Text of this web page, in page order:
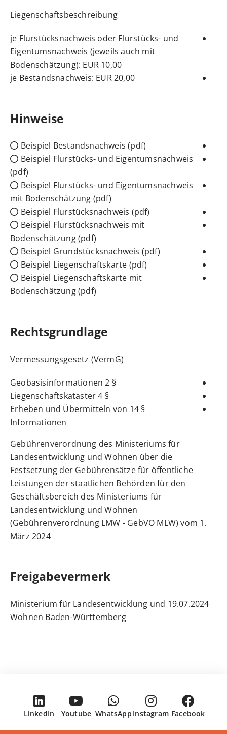
Liegenschaftsbeschreibung
je Flurstücksnachweis oder Flurstücks- und
Eigentumsnachweis (jeweils auch mit
Bodenschätzung): EUR 10,00
je Bestandsnachweis: EUR 20,00
Hinweise
Beispiel Bestandsnachweis (pdf)
Beispiel Flurstücks- und Eigentumsnachweis
(pdf)
Beispiel Flurstücks- und Eigentumsnachweis
mit Bodenschätzung (pdf)
Beispiel Flurstücksnachweis (pdf)
Beispiel Flurstücksnachweis mit
Bodenschätzung (pdf)
Beispiel Grundstücksnachweis (pdf)
Beispiel Liegenschaftskarte (pdf)
Beispiel Liegenschaftskarte mit
Bodenschätzung (pdf)
Rechtsgrundlage
Vermessungsgesetz (VermG)
§ 2 Geobasisinformationen
§ 4 Liegenschaftskataster
§ 14 Erheben und Übermitteln von
Informationen
Gebührenverordnung des Ministeriums für
Landesentwicklung und Wohnen über die
Festsetzung der Gebührensätze für öffentliche
Leistungen der staatlichen Behörden für den
Geschäftsbereich des Ministeriums für
Landesentwicklung und Wohnen
(Gebührenverordnung LMW - GebVO MLW) vom 1.
März 2024
Freigabevermerk
19.07.2024 Ministerium für Landesentwicklung und
Wohnen Baden-Württemberg
Facebook
Instagram
WhatsApp
Youtube
LinkedIn